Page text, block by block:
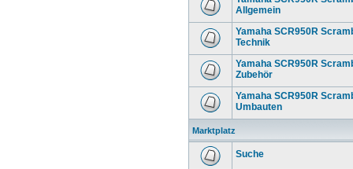
Allgemein
Yamaha SCR950R
Technik
Yamaha SCR950R
Zubehör
Yamaha SCR950R
Umbauten
Marktplatz
Suche